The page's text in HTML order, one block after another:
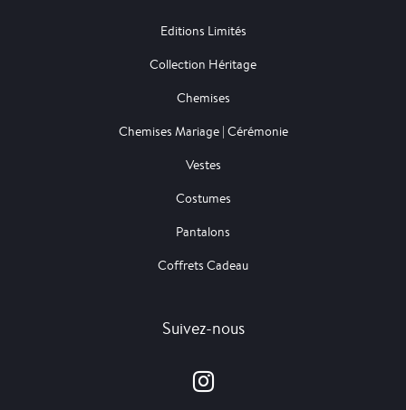
Editions Limités
Collection Héritage
Chemises
Chemises Mariage | Cérémonie
Vestes
Costumes
Pantalons
Coffrets Cadeau
Suivez-nous